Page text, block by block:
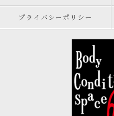
プライバシーポリシー